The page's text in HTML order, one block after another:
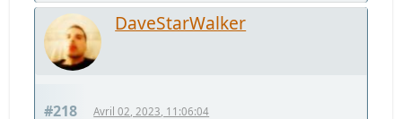
DaveStarWalker
#218 Avril 02, 2023, 11:06:04